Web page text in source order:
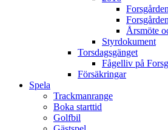
Årsmöte
Styrdokument
Torsdagsgänget
Fågelliv på
Försäkringar
Spela
Trackmanrange
Boka starttid
Golfbil